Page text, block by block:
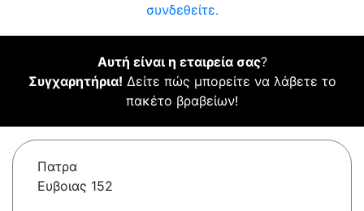
συνδεθείτε.
Αυτή είναι η εταιρεία σας?
Συγχαρητήρια! Δείτε πώς μπορείτε να λάβετε το
πακέτο βραβείων!
Πατρα
Ευβοιας 152